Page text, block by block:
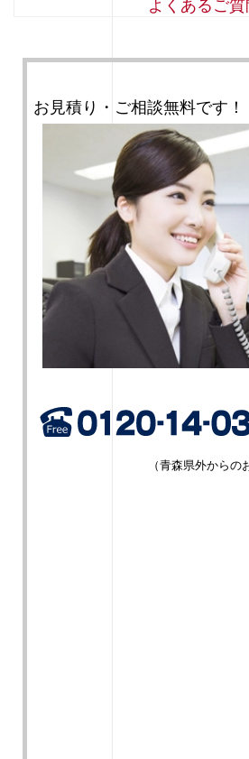
お見積り・ご相談無料です！
（青森県外からの